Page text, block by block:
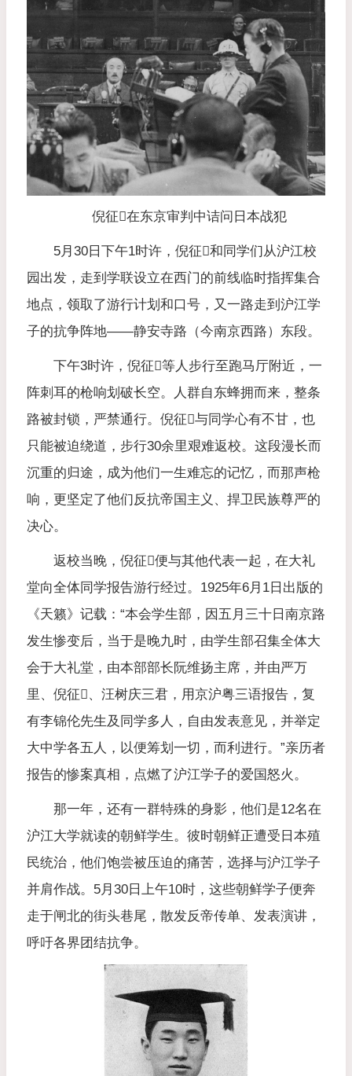
倪征𣋉在东京审判中诘问日本战犯
5月30日下午1时许，倪征𣋉和同学们从沪江校
园出发，走到学联设立在西门的前线临时指挥集合
地点，领取了游行计划和口号，又一路走到沪江学
子的抗争阵地——静安寺路（今南京西路）东段。
下午3时许，倪征𣋉等人步行至跑马厅附近，一
阵刺耳的枪响划破长空。人群自东蜂拥而来，整条
路被封锁，严禁通行。倪征𣋉与同学心有不甘，也
只能被迫绕道，步行30余里艰难返校。这段漫长而
沉重的归途，成为他们一生难忘的记忆，而那声枪
响，更坚定了他们反抗帝国主义、捍卫民族尊严的
决心。
返校当晚，倪征𣋉便与其他代表一起，在大礼
堂向全体同学报告游行经过。1925年6月1日出版的
《天籁》记载：“本会学生部，因五月三十日南京路
发生惨变后，当于是晚九时，由学生部召集全体大
会于大礼堂，由本部部长阮维扬主席，并由严万
里、倪征𣋉、汪树庆三君，用京沪粤三语报告，复
有李锦伦先生及同学多人，自由发表意见，并举定
大中学各五人，以便筹划一切，而利进行。”亲历者
报告的惨案真相，点燃了沪江学子的爱国怒火。
那一年，还有一群特殊的身影，他们是12名在
沪江大学就读的朝鲜学生。彼时朝鲜正遭受日本殖
民统治，他们饱尝被压迫的痛苦，选择与沪江学子
并肩作战。5月30日上午10时，这些朝鲜学子便奔
走于闸北的街头巷尾，散发反帝传单、发表演讲，
呼吁各界团结抗争。